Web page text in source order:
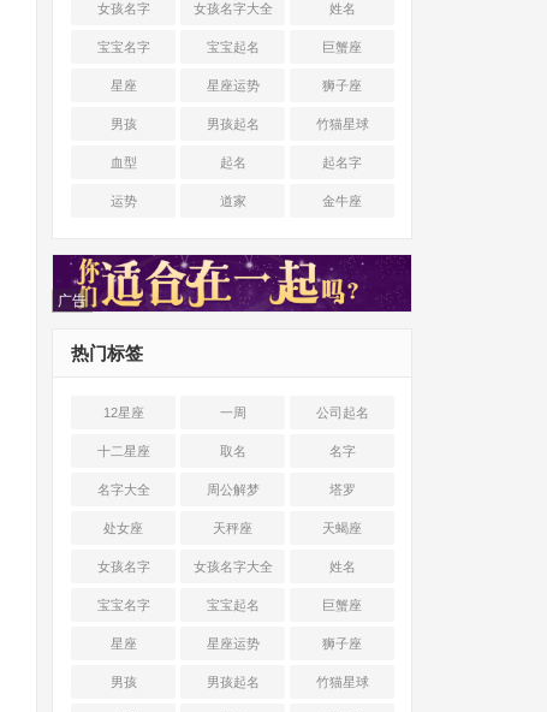
女孩名字 女孩名字大全 姓名
宝宝名字 宝宝起名 巨蟹座
星座 星座运势 狮子座
男孩 男孩起名 竹猫星球
血型 起名 起名字
运势 道家 金牛座
广告
热门标签
12星座 一周 公司起名
十二星座 取名 名字
名字大全 周公解梦 塔罗
处女座 天秤座 天蝎座
女孩名字 女孩名字大全 姓名
宝宝名字 宝宝起名 巨蟹座
星座 星座运势 狮子座
男孩 男孩起名 竹猫星球